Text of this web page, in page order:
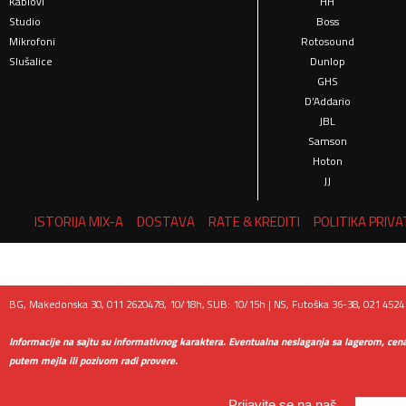
Studio
Mikrofoni
Slušalice
Boss
Rotosound
Dunlop
GHS
D’Addario
JBL
Samson
Hoton
JJ
ISTORIJA MIX-A DOSTAVA RATE & KREDITI POLITIKA
BG, Makedonska 30, 011 2620478, 10/18h, SUB: 10/15h | NS, Futoška 36-38, 021
Informacije na sajtu su informativnog karaktera. Eventualna neslaganja sa lagerom,
putem mejla ili pozivom radi provere.